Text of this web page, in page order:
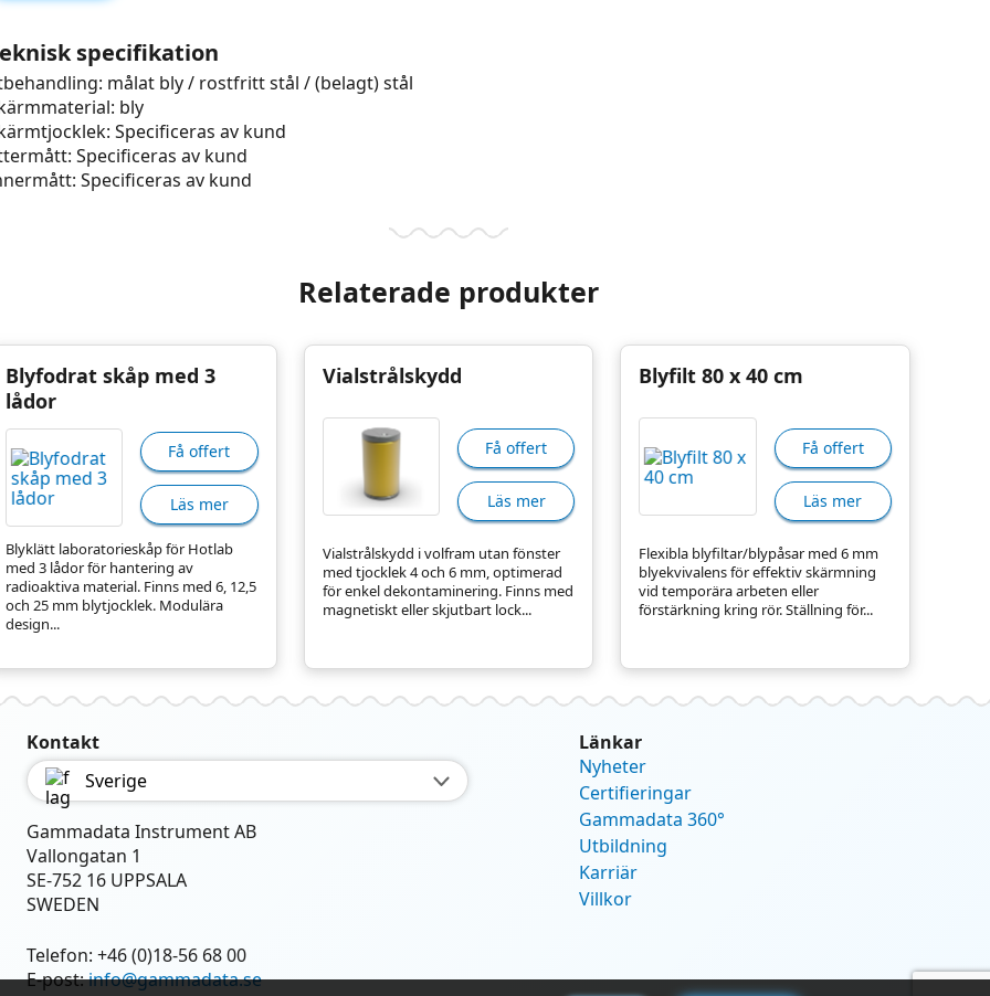
specifikation
målat bly / rostfritt stål / (belagt) stål
bly
Specificeras av kund
Specificeras av kund
Specificeras av kund
Relaterade produkter
Blyfodrat skåp med 3
lådor
Blyklätt laboratorieskåp för Hotlab
med 3 lådor för hantering av
radioaktiva material. Finns med 6, 12,5
och 25 mm blytjocklek. Modulära
design...
Få offert
Läs mer
Vialstrålskydd
Vialstrålskydd i volfram utan fönster
med tjocklek 4 och 6 mm, optimerad
för enkel dekontaminering. Finns med
magnetiskt eller skjutbart lock...
Få offert
Läs mer
Blyfilt 80 x 40 cm
Flexibla blyfiltar/blypåsar med 6 mm
blyekvivalens för effektiv skärmning
vid temporära arbeten eller
förstärkning kring rör. Ställning för...
Få offert
Läs mer
Kontakt
Sverige
Gammadata Instrument AB
Vallongatan 1
SE-752 16 UPPSALA
SWEDEN
Telefon: +46 (0)18-56 68 00
E-post:info@gammadata.se
Länkar
Nyheter
Certifieringar
Gammadata 360°
Utbildning
Karriär
Villkor